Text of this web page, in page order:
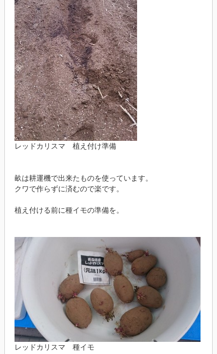
レッドカリスマ 植え付け準備
畝は耕運機で出来たものを使っています。
クワで作らずに済むので楽です。
植え付ける前に種イモの準備を。
レッドカリスマ 種イモ